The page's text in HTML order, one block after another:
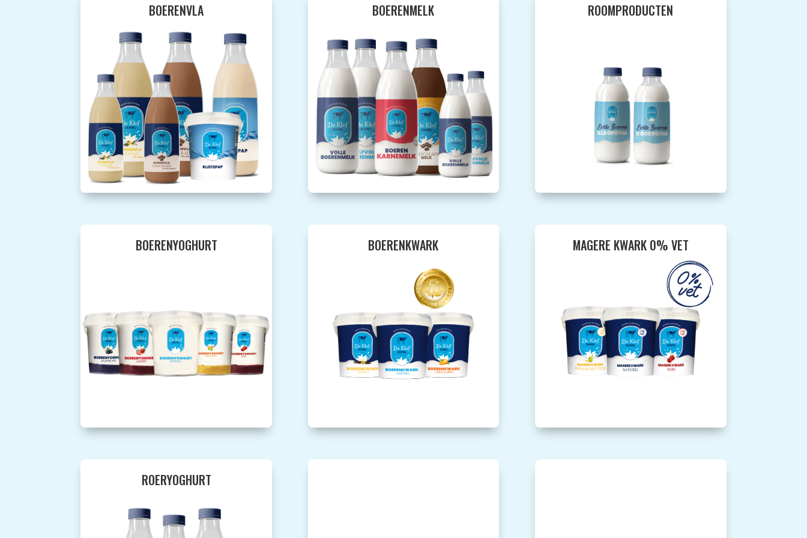
BOERENVLA BOERENMELK ROOMPRODUCTEN
BOERENYOGHURT BOERENKWARK MAGERE KWARK 0% VET
ROERYOGHURT